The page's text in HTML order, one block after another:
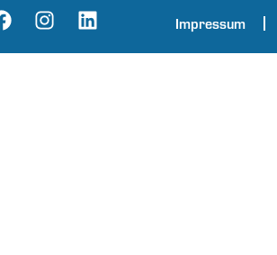
Impressum